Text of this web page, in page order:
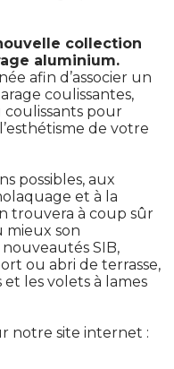
collection
aluminium.
afin d’associer un
coulissantes,
pour
de votre
possibles, aux
et à la
trouvera à coup sûr
mieux son
SIB,
ou abri de terrasse,
les volets à lames
notre site internet :